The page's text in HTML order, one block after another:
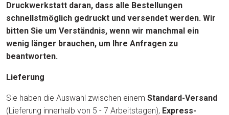
Druckwerkstatt daran, dass alle Bestellungen
schnellstmöglich gedruckt und versendet werden. Wir
bitten Sie um Verständnis, wenn wir manchmal ein
wenig länger brauchen, um Ihre Anfragen zu
beantworten.
Lieferung
Sie haben die Auswahl zwischen einem Standard-Versand
(Lieferung innerhalb von 5 - 7 Arbeitstagen), Express-